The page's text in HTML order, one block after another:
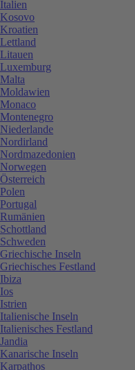
Italien
Kosovo
Kroatien
Lettland
Litauen
Luxemburg
Malta
Moldawien
Monaco
Montenegro
Niederlande
Nordirland
Nordmazedonien
Norwegen
Österreich
Polen
Portugal
Rumänien
Schottland
Schweden
Griechische Inseln
Griechisches Festland
Ibiza
Ios
Istrien
Italienische Inseln
Italienisches Festland
Jandia
Kanarische Inseln
Karpathos